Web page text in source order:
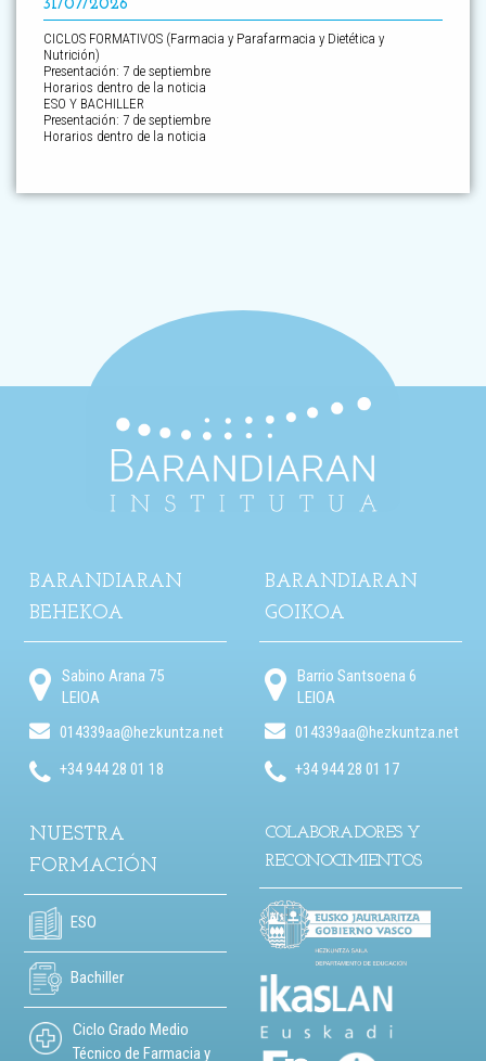
31/07/2026
CICLOS FORMATIVOS (Farmacia y Parafarmacia y Dietética y
Nutrición)
Presentación: 7 de septiembre
Horarios dentro de la noticia
ESO Y BACHILLER
Presentación: 7 de septiembre
Horarios dentro de la noticia
BARANDIARAN
BEHEKOA
Sabino Arana 75
LEIOA
014339aa@hezkuntza.net
+34 944 28 01 18
BARANDIARAN
GOIKOA
Barrio Santsoena 6
LEIOA
014339aa@hezkuntza.net
+34 944 28 01 17
NUESTRA
FORMACIÓN
ESO
Bachiller
Ciclo Grado Medio
Técnico de Farmacia y
COLABORADORES Y
RECONOCIMIENTOS